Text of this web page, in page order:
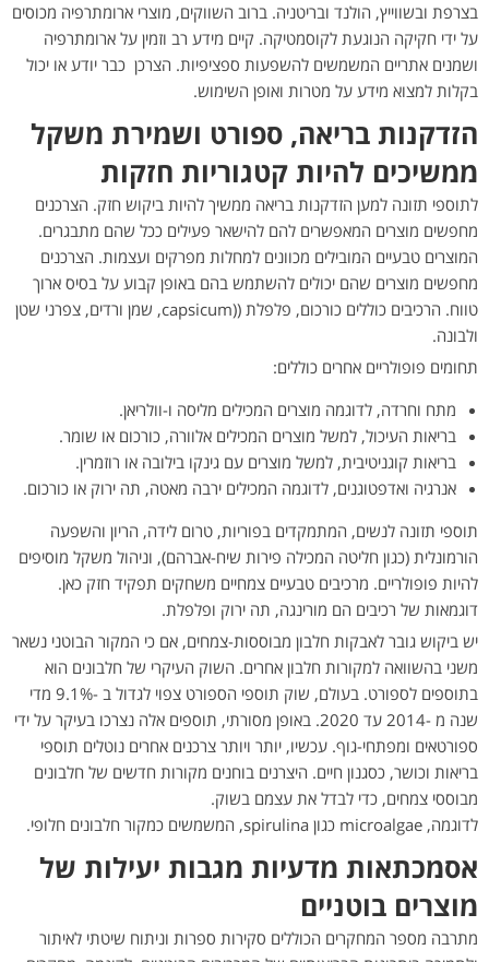
בצרפת ובשווייץ, הולנד ובריטניה. ברוב השווקים, מוצרי ארומתרפיה מכוסים
על ידי חקיקה הנוגעת לקוסמטיקה. קיים מידע רב וזמין על ארומתרפיה
ושמנים אתריים המשמשים להשפעות ספציפיות. הצרכן כבר יודע או יכול
בקלות למצוא מידע על מטרות ואופן השימוש.
הזדקנות בריאה, ספורט ושמירת משקל
ממשיכים להיות קטגוריות חזקות
לתוספי תזונה למען הזדקנות בריאה ממשיך להיות ביקוש חזק. הצרכנים
מחפשים מוצרים המאפשרים להם להישאר פעילים ככל שהם מתבגרים.
המוצרים טבעיים המובילים מכוונים למחלות מפרקים ועצמות. הצרכנים
מחפשים מוצרים שהם יכולים להשתמש בהם באופן קבוע על בסיס ארוך
טווח. הרכיבים כוללים כורכום, פלפלת ((capsicum, שמן ורדים, צפרני שטן
ולבונה.
תחומים פופולריים אחרים כוללים:
מתח וחרדה, לדוגמה מוצרים המכילים מליסה ו-וולריאן.
בריאות העיכול, למשל מוצרים המכילים אלוורה, כורכום או שומר.
בריאות קוגניטיבית, למשל מוצרים עם גינקו בילובה או רוזמרין.
אנרגיה ואדפטוגנים, לדוגמה המכילים ירבה מאטה, תה ירוק או כורכום.
תוספי תזונה לנשים, המתמקדים בפוריות, טרום לידה, הריון והשפעה
הורמונלית (כגון חליטה המכילה פירות שיח-אברהם), וניהול משקל מוסיפים
להיות פופולריים. מרכיבים טבעיים צמחיים משחקים תפקיד חזק כאן.
דוגמאות של רכיבים הם מורינגה, תה ירוק ופלפלת.
יש ביקוש גובר לאבקות חלבון מבוססות-צמחים, אם כי המקור הבוטני נשאר
משני בהשוואה למקורות חלבון אחרים. השוק העיקרי של חלבונים הוא
בתוספים לספורט. בעולם, שוק תוספי הספורט צפוי לגדול ב -9.1% מדי
שנה מ -2014 עד 2020. באופן מסורתי, תוספים אלה נצרכו בעיקר על ידי
ספורטאים ומפתחי-גוף. עכשיו, יותר ויותר צרכנים אחרים נוטלים תוספי
בריאות וכושר, כסגנון חיים. היצרנים בוחנים מקורות חדשים של חלבונים
מבוססי צמחים, כדי לבדל את עצמם בשוק.
לדוגמה, microalgae כגון spirulina, המשמשים כמקור חלבונים חלופי.
אסמכתאות מדעיות מגבות יעילות של
מוצרים בוטניים
מתרבה מספר המחקרים הכוללים סקירות ספרות וניתוח שיטתי לאיתור